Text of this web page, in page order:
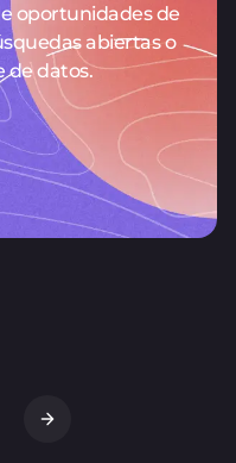
oportunidades de
abiertas o
de datos.